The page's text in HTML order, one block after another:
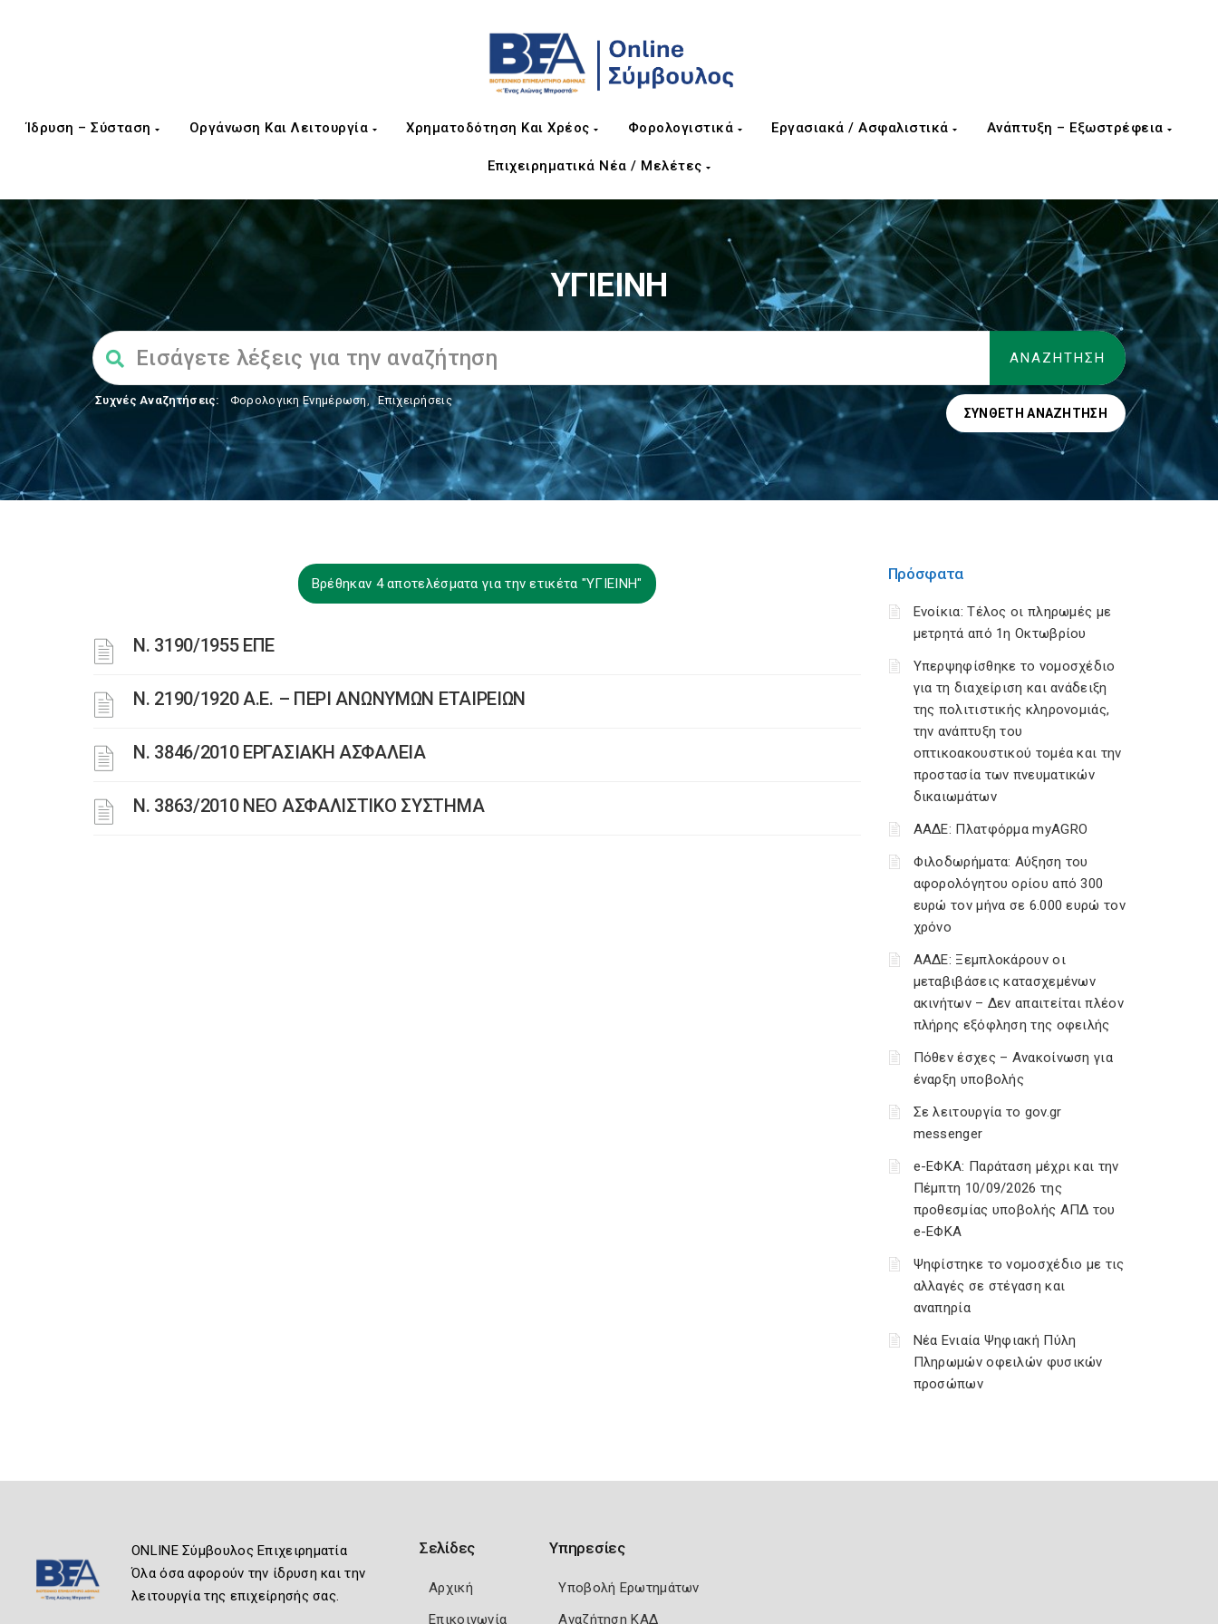
Ίδρυση – Σύσταση Οργάνωση Και Λειτουργία Χρηματοδότηση Και Χρέος Φορολογιστικά Εργασιακά / Ασφαλιστικά Ανάπτυξη – Εξωστρέφεια
Επιχειρηματικά Νέα / Μελέτες
ΥΓΙΕΙΝΗ
Συχνές Αναζητήσεις: Φορολογικη Ενημέρωση, Επιχειρήσεις
ΣΎΝΘΕΤΗ ΑΝΑΖΉΤΗΣΗ
Βρέθηκαν 4 αποτελέσματα για την ετικέτα "ΥΓΙΕΙΝΗ"
Ν. 3190/1955 ΕΠΕ
Ν. 2190/1920 Α.Ε. – ΠΕΡΙ ΑΝΩΝΥΜΩΝ ΕΤΑΙΡΕΙΩΝ
Ν. 3846/2010 ΕΡΓΑΣΙΑΚΗ ΑΣΦΑΛΕΙΑ
N. 3863/2010 ΝΕΟ ΑΣΦΑΛΙΣΤΙΚΟ ΣΥΣΤΗΜΑ
Πρόσφατα
Ενοίκια: Τέλος οι πληρωμές με
μετρητά από 1η Οκτωβρίου
Υπερψηφίσθηκε το νομοσχέδιο
για τη διαχείριση και ανάδειξη
της πολιτιστικής κληρονομιάς,
την ανάπτυξη του
οπτικοακουστικού τομέα και την
προστασία των πνευματικών
δικαιωμάτων
ΑΑΔΕ: Πλατφόρμα myAGRO
Φιλοδωρήματα: Αύξηση του
αφορολόγητου ορίου από 300
ευρώ τον μήνα σε 6.000 ευρώ τον
χρόνο
ΑΑΔΕ: Ξεμπλοκάρουν οι
μεταβιβάσεις κατασχεμένων
ακινήτων – Δεν απαιτείται πλέον
πλήρης εξόφληση της οφειλής
Πόθεν έσχες – Ανακοίνωση για
έναρξη υποβολής
Σε λειτουργία το gov.gr
messenger
e-ΕΦΚΑ: Παράταση μέχρι και την
Πέμπτη 10/09/2026 της
προθεσμίας υποβολής ΑΠΔ του
e-ΕΦΚΑ
Ψηφίστηκε το νομοσχέδιο με τις
αλλαγές σε στέγαση και
αναπηρία
Νέα Ενιαία Ψηφιακή Πύλη
Πληρωμών οφειλών φυσικών
προσώπων
ONLINE Σύμβουλος Επιχειρηματία
Όλα όσα αφορούν την ίδρυση και την
λειτουργία της επιχείρησής σας.
Σελίδες
Αρχική
Επικοινωνία
Υπηρεσίες
Υποβολή Ερωτημάτων
Αναζήτηση ΚΑΔ